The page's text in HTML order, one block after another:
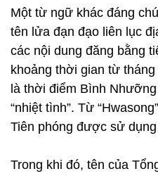
Một từ ngữ khác đáng
tên lửa đạn đạo liên lục
các nội dung đăng bằng
khoảng thời gian từ
là thời điểm Bình
“nhiệt tình”. Từ
Tiên phóng được sử
Trong khi đó, tên của